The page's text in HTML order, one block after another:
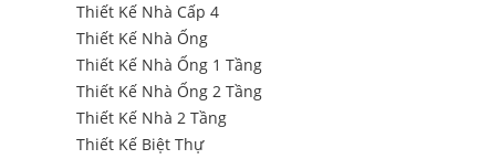
Thiết Kế Nhà Cấp 4
Thiết Kế Nhà Ống
Thiết Kế Nhà Ống 1 Tầng
Thiết Kế Nhà Ống 2 Tầng
Thiết Kế Nhà 2 Tầng
Thiết Kế Biệt Thự